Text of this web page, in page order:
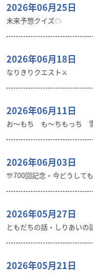
2026年06月25日
未来予想クイズ☁︎
2026年06月18日
なりきりクエスト⚔️
2026年06月11日
お〜もち も〜ちもっち
2026年06月03日
🎊700回記念・今どうして
2026年05月27日
ともだちの話・しりあい
2026年05月21日